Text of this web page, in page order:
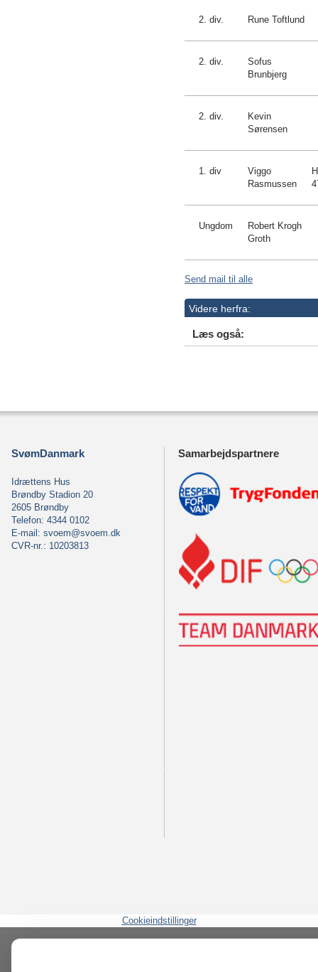
2. div. Rune Toftlund
2. div.
Sofus
Brunbjerg
2. div.
Kevin
Sørensen
1. div
Viggo
Rasmussen
Ungdom
Robert Krogh
Groth
Send mail til alle
Videre herfra:
Læs også:
SvømDanmark
Idrættens Hus
Brøndby Stadion 20
2605 Brøndby
Telefon: 4344 0102
E-mail: svoem@svoem.dk
CVR-nr.: 10203813
Samarbejdspartnere
Cookieindstillinger